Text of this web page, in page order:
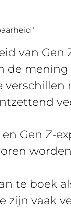
van Gen
Gen Z-
te boek
zijn vaak